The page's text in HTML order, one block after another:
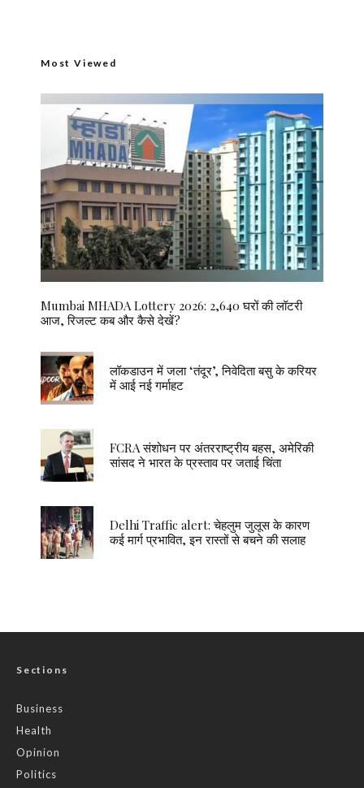
Most Viewed
Mumbai MHADA Lottery 2026: 2,640 घरों की लॉटरी
आज, रिजल्ट कब और कैसे देखें?
लॉकडाउन में जला ‘तंदूर’, निवेदिता बसु के करियर
में आई नई गर्माहट
FCRA संशोधन पर अंतरराष्ट्रीय बहस, अमेरिकी
सांसद ने भारत के प्रस्ताव पर जताई चिंता
Delhi Traffic alert: चेहलुम जुलूस के कारण
कई मार्ग प्रभावित, इन रास्तों से बचने की सलाह
Sections
Business
Health
Opinion
Politics